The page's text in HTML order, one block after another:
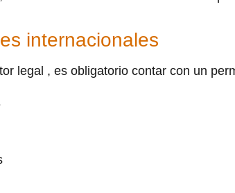
internacionales
legal , es obligatorio contar con un